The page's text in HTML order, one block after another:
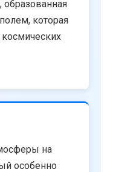
которая
на
особенно